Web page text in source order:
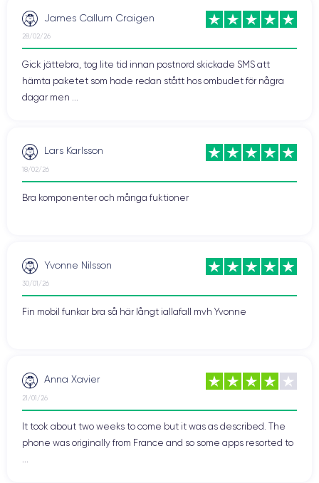
James Callum Craigen
28/02/26
Gick jättebra, tog lite tid innan postnord skickade SMS att
hämta paketet som hade redan stått hos ombudet för några
dagar men ...
Lars Karlsson
18/02/26
Bra komponenter och många fuktioner
Yvonne Nilsson
30/01/26
Fin mobil funkar bra så här långt iallafall mvh Yvonne
Anna Xavier
21/01/26
It took about two weeks to come but it was as described. The
phone was originally from France and so some apps resorted to